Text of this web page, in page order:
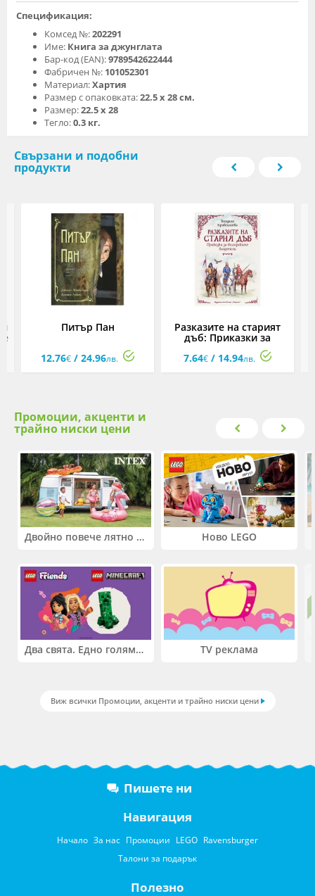
Спецификация:
Комсед №:202291
Име: Книга за джунглата
Бар-код (EAN):9789542622444
Фабричен №: 101052301
Материал:Хартия
Размер с опаковката:22.5 х 28 см.
Размер:22.5 х 28
Тегло:0.3 кг.
Свързани и подобни
продукти
Питър Пан
12.76€/ 24.96лв.
Разказите на старият
дъб: Приказки за
българските владетели
7.64€/ 14.94лв.
Промоции, акценти и
трайно ниски цени
Двойно повече лятно забавление! Купи 2 продукта INTEX и вземи -33%
Два свята. Едно голямо приключение. Купи 2 продукта LEGO® Friends и/или LEGO® Minecraft и вземи -27%
Ново LEGO
TV реклама
Виж всички Промоции, акценти и трайно ниски цени
Пишете ни
Навигация
Начало За нас Промоции LEGO Ravensburger
Талони за подарък
Полезно